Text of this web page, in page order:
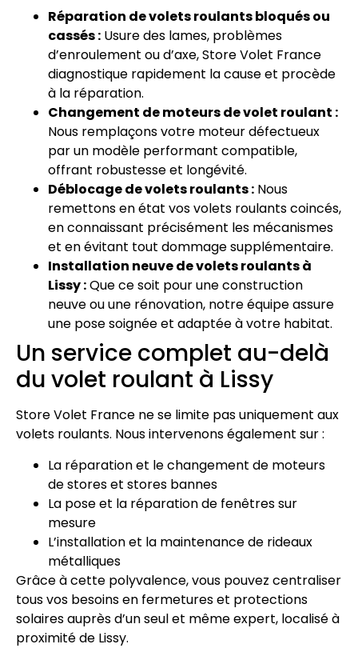
Réparation de volets roulants bloqués ou
cassés : Usure des lames, problèmes
d’enroulement ou d’axe, Store Volet France
diagnostique rapidement la cause et procède
à la réparation.
Changement de moteurs de volet roulant :
Nous remplaçons votre moteur défectueux
par un modèle performant compatible,
offrant robustesse et longévité.
Déblocage de volets roulants : Nous
remettons en état vos volets roulants coincés,
en connaissant précisément les mécanismes
et en évitant tout dommage supplémentaire.
Installation neuve de volets roulants à
Lissy :Que ce soit pour une construction
neuve ou une rénovation, notre équipe assure
une pose soignée et adaptée à votre habitat.
Un service complet au-delà
du volet roulant à Lissy
Store Volet France ne se limite pas uniquement aux
volets roulants. Nous intervenons également sur :
La réparation et le changement de moteurs
de stores et stores bannes
La pose et la réparation de fenêtres sur
mesure
L’installation et la maintenance de rideaux
métalliques
Grâce à cette polyvalence, vous pouvez centraliser
tous vos besoins en fermetures et protections
solaires auprès d’un seul et même expert, localisé à
proximité de Lissy.